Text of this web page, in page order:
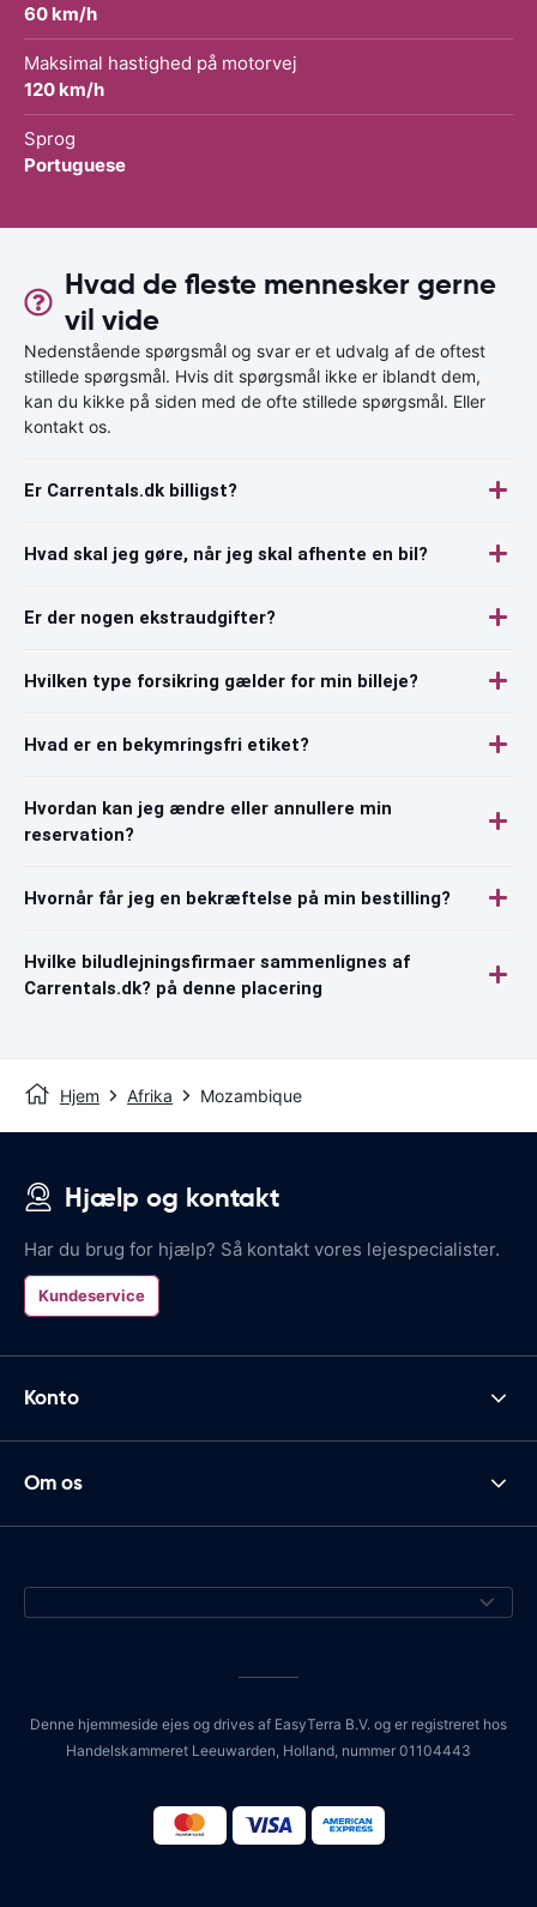
60 km/h
Maksimal hastighed på motorvej
120 km/h
Sprog
Portuguese
Hvad de fleste mennesker gerne
vil vide
Nedenstående spørgsmål og svar er et udvalg af de oftest
stillede spørgsmål. Hvis dit spørgsmål ikke er iblandt dem,
kan du kikke på siden med de ofte stillede spørgsmål. Eller
kontakt os.
Er Carrentals.dk billigst?
Hvad skal jeg gøre, når jeg skal afhente en bil?
Er der nogen ekstraudgifter?
Hvilken type forsikring gælder for min billeje?
Hvad er en bekymringsfri etiket?
Hvordan kan jeg ændre eller annullere min
reservation?
Hvornår får jeg en bekræftelse på min bestilling?
Hvilke biludlejningsfirmaer sammenlignes af
Carrentals.dk? på denne placering
Hjem Afrika Mozambique
Hjælp og kontakt
Har du brug for hjælp? Så kontakt vores lejespecialister.
Kundeservice
Konto
Om os
Denne hjemmeside ejes og drives af EasyTerra B.V. og er registreret hos
Handelskammeret Leeuwarden, Holland, nummer 01104443